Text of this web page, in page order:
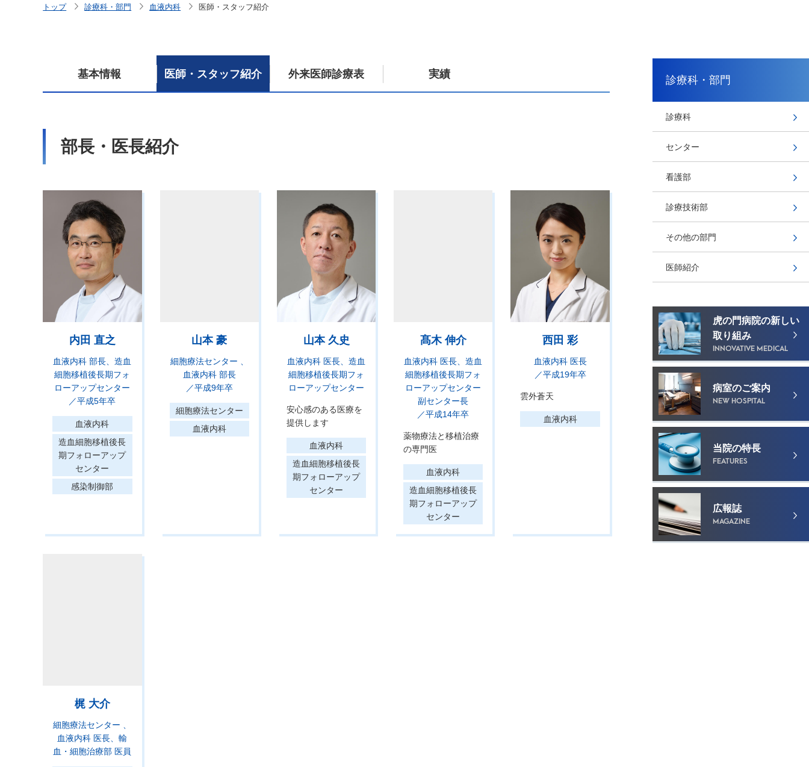
基本情報 医師・スタッフ紹介 外来医師診療表 実績
部長・医長紹介
内田 直之
血液内科 部長
造血
細胞移植後長期フォ
ローアップセンター
／平成5年卒
血液内科
造血細胞移植後長
期フォローアップ
センター
感染制御部
山本 豪
細胞療法センター
血液内科 部長
／平成9年卒
細胞療法センター
血液内科
山本 久史
血液内科 医長
造血
細胞移植後長期フォ
ローアップセンター
安心感のある医療を
提供します
血液内科
造血細胞移植後長
期フォローアップ
センター
髙木 伸介
血液内科 医長
造血
細胞移植後長期フォ
ローアップセンター
副センター長
／平成14年卒
薬物療法と移植治療
の専門医
血液内科
造血細胞移植後長
期フォローアップ
センター
西田 彩
血液内科 医長
／平成19年卒
雲外蒼天
血液内科
梶 大介
細胞療法センター
血液内科 医長
輸
血・細胞治療部 医員
トップ 診療科・部門 血液内科 医師・スタッフ紹介
診療科・部門
診療科
センター
看護部
診療技術部
その他の部門
医師紹介
虎の門病院の新しい
取り組み
INNOVATIVE MEDICAL
病室のご案内
NEW HOSPITAL
当院の特長
FEATURES
広報誌
MAGAZINE